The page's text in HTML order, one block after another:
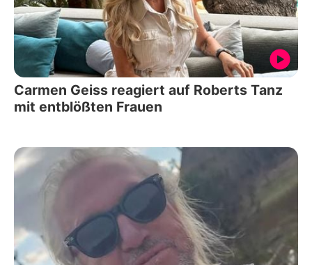
Carmen Geiss reagiert auf Roberts Tanz
mit entblößten Frauen